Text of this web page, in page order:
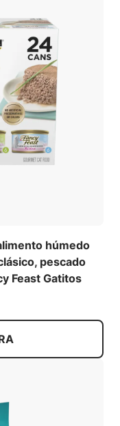
húmedo
pescado
Feast Gatitos